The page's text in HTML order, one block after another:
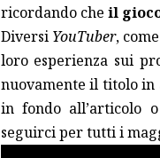
ricordando cheil
Diversi YouTuber,
loro esperienza sui
nuovamente il titolo in
in fondo all’articolo
seguirci per tutti i